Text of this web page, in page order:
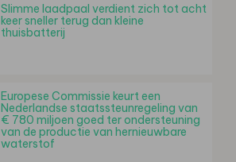
Slimme laadpaal verdient zich tot acht
keer sneller terug dan kleine
thuisbatterij
Europese Commissie keurt een
Nederlandse staatssteunregeling van
€ 780 miljoen goed ter ondersteuning
van de productie van hernieuwbare
waterstof